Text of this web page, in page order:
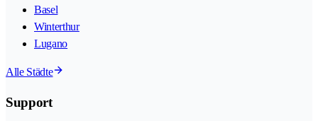
Basel
Winterthur
Lugano
Alle Städte
Support